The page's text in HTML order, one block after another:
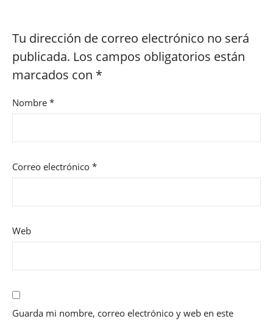
Tu dirección de correo electrónico no será
publicada. Los campos obligatorios están
marcados con *
Nombre *
Correo electrónico *
Web
Guarda mi nombre, correo electrónico y web en este